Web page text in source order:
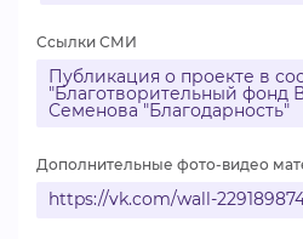
ВИДЕОКУРСЫ
ВОЙТИ
Ссылки СМИ
Публикация о проекте в
"Благотворительный фонд
Семенова "Благодарность"
Дополнительные фото-видео
https://vk.com/wall-